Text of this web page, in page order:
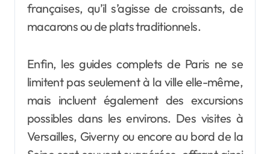
françaises, qu’il s’agisse de croissants, de
macarons ou de plats traditionnels.
Enfin, les guides complets de Paris ne se
limitent pas seulement à la ville elle-même,
mais incluent également des excursions
possibles dans les environs. Des visites à
Versailles, Giverny ou encore au bord de la